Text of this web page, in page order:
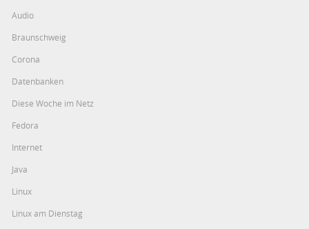
Audio
Braunschweig
Corona
Datenbanken
Diese Woche im Netz
Fedora
Internet
Java
Linux
Linux am Dienstag